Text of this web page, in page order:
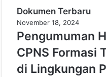
Dokumen Terbaru
November 18, 2024
Pengumuman
CPNS Formasi
di Lingkungan